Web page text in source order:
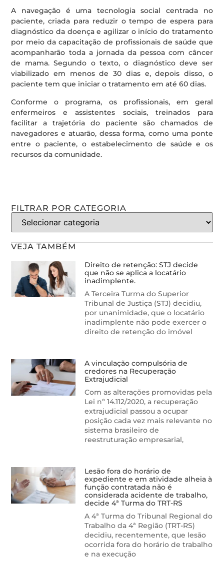
A navegação é uma tecnologia social centrada no
paciente, criada para reduzir o tempo de espera para
diagnóstico da doença e agilizar o início do tratamento
por meio da capacitação de profissionais de saúde que
acompanharão toda a jornada da pessoa com câncer
de mama. Segundo o texto, o diagnóstico deve ser
viabilizado em menos de 30 dias e, depois disso, o
paciente tem que iniciar o tratamento em até 60 dias.
Conforme o programa, os profissionais, em geral
enfermeiros e assistentes sociais, treinados para
facilitar a trajetória do paciente são chamados de
navegadores e atuarão, dessa forma, como uma ponte
entre o paciente, o estabelecimento de saúde e os
recursos da comunidade.
FILTRAR POR CATEGORIA
VEJA TAMBÉM
Direito de retenção: STJ decide
que não se aplica a locatário
inadimplente.
A Terceira Turma do Superior
Tribunal de Justiça (STJ) decidiu,
por unanimidade, que o locatário
inadimplente não pode exercer o
direito de retenção do imóvel
A vinculação compulsória de
credores na Recuperação
Extrajudicial
Com as alterações promovidas pela
Lei nº 14.112/2020, a recuperação
extrajudicial passou a ocupar
posição cada vez mais relevante no
sistema brasileiro de
reestruturação empresarial,
Lesão fora do horário de
expediente e em atividade alheia à
função contratada não é
considerada acidente de trabalho,
decide 4ª Turma do TRT-RS
A 4ª Turma do Tribunal Regional do
Trabalho da 4ª Região (TRT-RS)
decidiu, recentemente, que lesão
ocorrida fora do horário de trabalho
e na execução